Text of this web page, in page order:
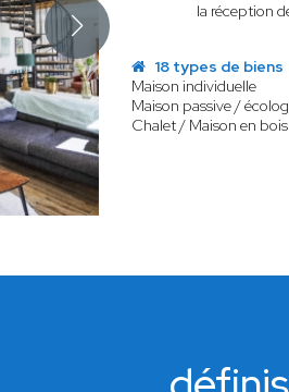
la réception
18 types de biens
Maison individuelle
Maison passive /
Chalet / Maison en bois